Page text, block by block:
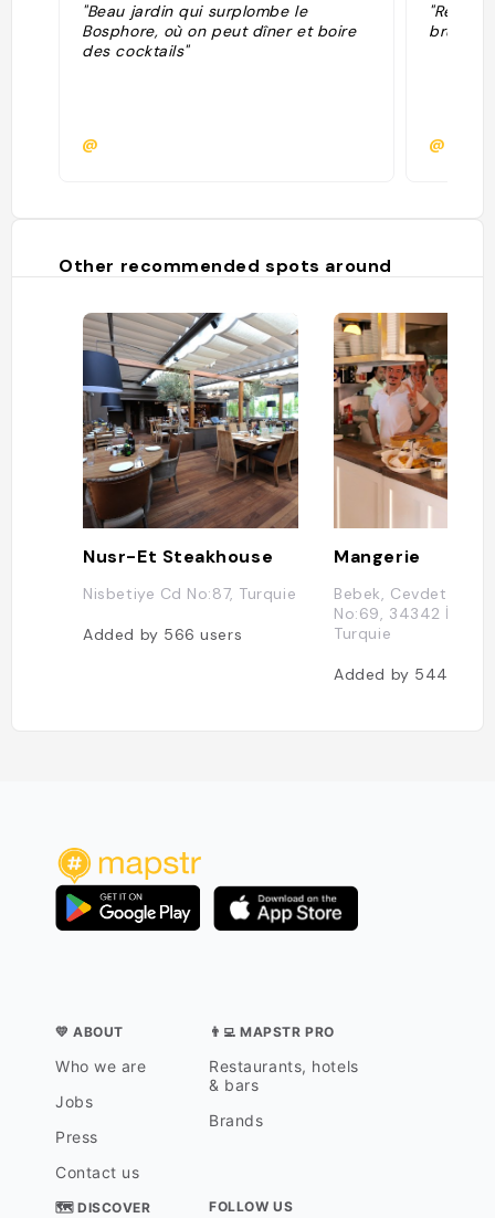
"Beau jardin qui surplombe le
Bosphore, où on peut dîner et boire
des cocktails"
@
"Reco
Other recommended spots around
Nusr-Et Steakhouse
Nisbetiye Cd No:87, Turquie
Added by 566users
Mangerie
Bebek, Cevdet Paşa
No:69, 34342
Turquie
Added by 544
💛 ABOUT
Who we are
Jobs
Press
Contact us
👨‍💻 MAPSTR PRO
Restaurants, hotels
& bars
Brands
🗺 DISCOVER FOLLOW US